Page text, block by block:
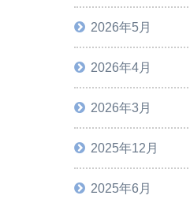
2026年5月
2026年4月
2026年3月
2025年12月
2025年6月